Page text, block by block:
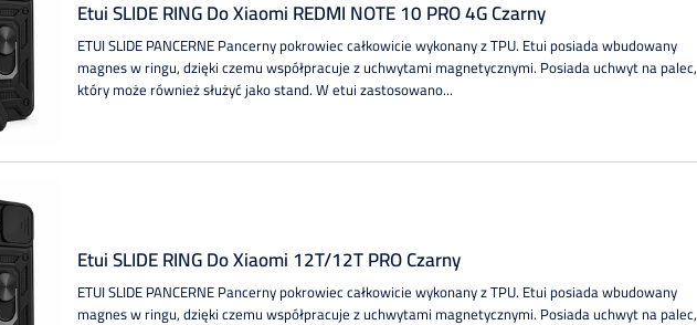
Etui SLIDE RING Do Xiaomi REDMI NOTE 10 PRO 4G Czarny
ETUI SLIDE PANCERNE Pancerny pokrowiec całkowicie wykonany z TPU. Etui posiada wbudowany
magnes w ringu, dzięki czemu współpracuje z uchwytami magnetycznymi. Posiada uchwyt na palec,
który może również służyć jako stand. W etui zastosowano...
Etui SLIDE RING Do Xiaomi 12T/12T PRO Czarny
ETUI SLIDE PANCERNE Pancerny pokrowiec całkowicie wykonany z TPU. Etui posiada wbudowany
magnes w ringu, dzięki czemu współpracuje z uchwytami magnetycznymi. Posiada uchwyt na palec,